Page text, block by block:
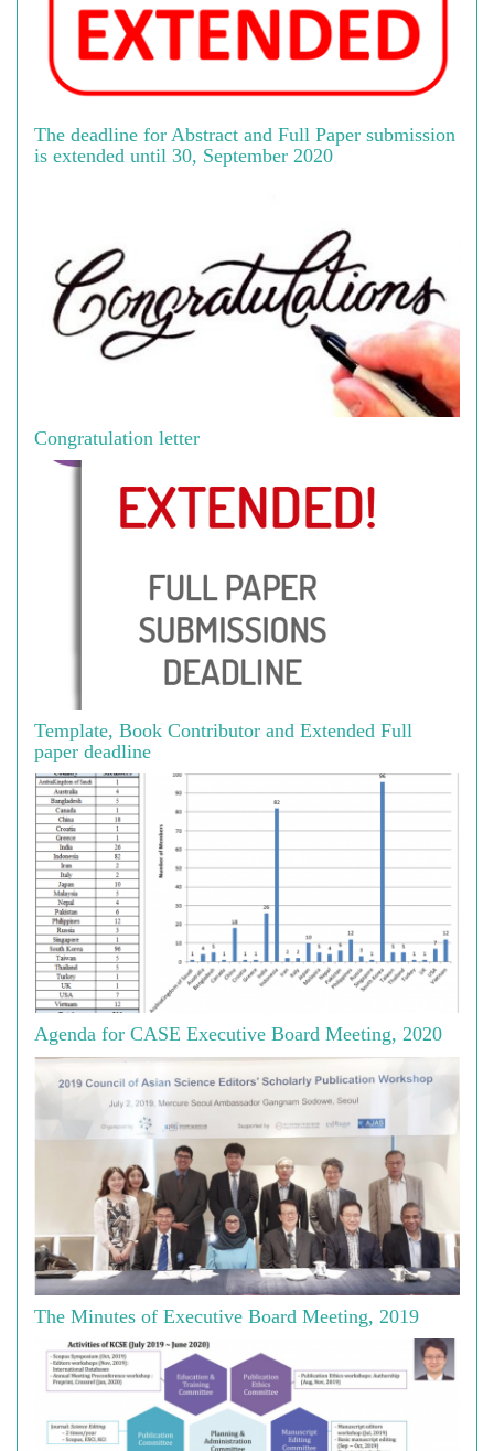
The deadline for Abstract and Full Paper submission
is extended until 30, September 2020
Congratulation letter
Template, Book Contributor and Extended Full
paper deadline
Agenda for CASE Executive Board Meeting, 2020
The Minutes of Executive Board Meeting, 2019